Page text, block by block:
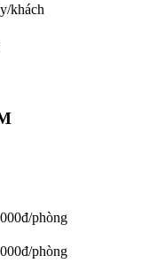
khách
phòng
phòng